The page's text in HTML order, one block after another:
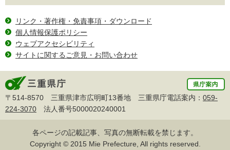
リンク・著作権・免責事項・ダウンロード
個人情報保護ポリシー
ウェブアクセシビリティ
サイトに関するご意見・お問い合わせ
〒514-8570 三重県津市広明町13番地 三重県庁電話案内： 059-
224-3070 法人番号5000020240001
各ページの記載記事、写真の無断転載を禁じます。
Copyright © 2015 Mie Prefecture, All rights reserved.